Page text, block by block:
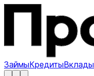
ЗаймыКредитыВклады